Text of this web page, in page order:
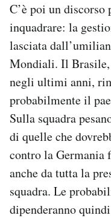
C’è poi un
inquadrare: la
lasciata
Mondiali. Il Brasile,
negli ultimi anni,
probabilmente il
Sulla squadra
di quelle che
contro la Germania
anche da tutta la
squadra. Le
dipenderanno